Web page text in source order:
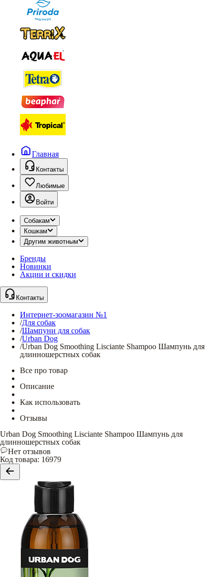
Главная
Контакты
Любимые
Войти
Собакам
Кошкам
Другим животным
Бренды
Новинки
Акции и скидки
Контакты
Интернет-зоомагазин №1
/Для собак
/Шампуни для собак
/Urban Dog
/Urban Dog Smoothing Lisciante Shampoo Шампунь для
длинношерстных собак
Все про товар
Описание
Как использовать
Отзывы
Urban Dog Smoothing Lisciante Shampoo Шампунь для
длинношерстных собак
Нет отзывов
Код товара: 16979